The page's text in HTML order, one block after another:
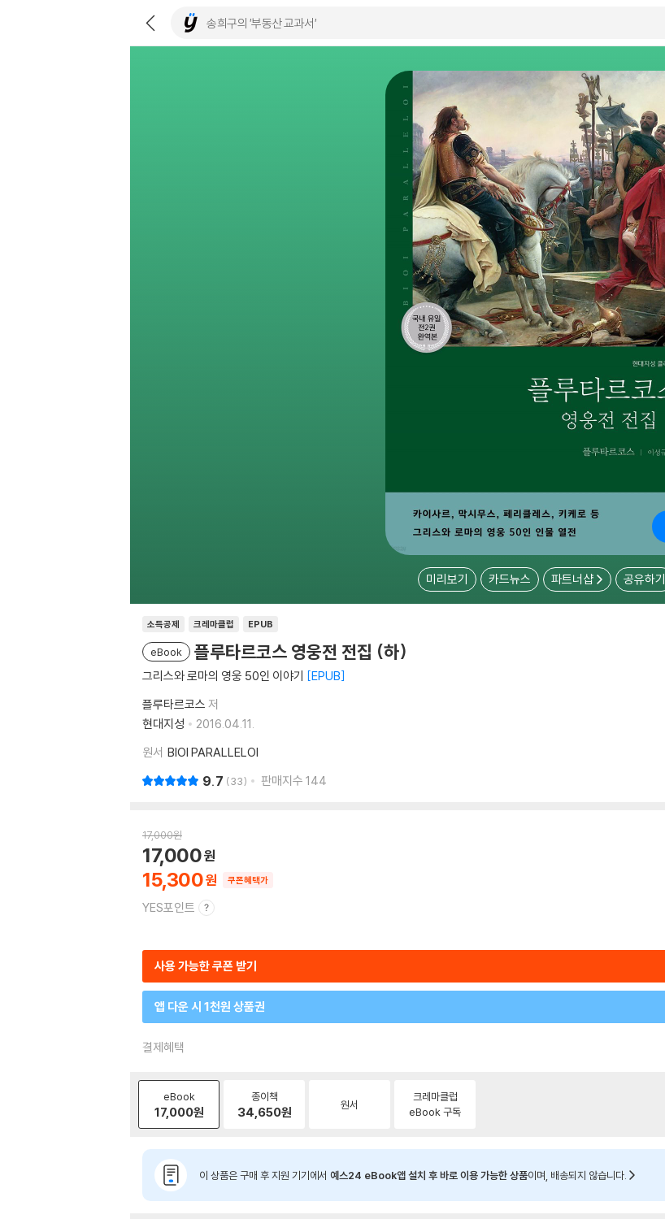
미리보기 카드뉴스 파트너샵 공유하기
소득공제 크레마클럽 EPUB
eBook 플루타르코스 영웅전 전집 (하)
그리스와 로마의 영웅 50인 이야기 EPUB
플루타르코스 저
현대지성
2016.04.11.
원서 BIOI PARALLELOI
9.7 33 판매지수 144
17,000원
15,300
17,000
쿠폰혜택가
YES포인트
사용 가능한 쿠폰 받기
앱 다운 시 1천원 상품권
결제혜택
eBook
17,000원
종이책
34,650원 원서
크레마클럽
eBook 구독
이 상품은 구매 후 지원 기기에서 예스24 eBook앱 설치 후 바로 이용 가능한 상품이며, 배송되지 않습니다.